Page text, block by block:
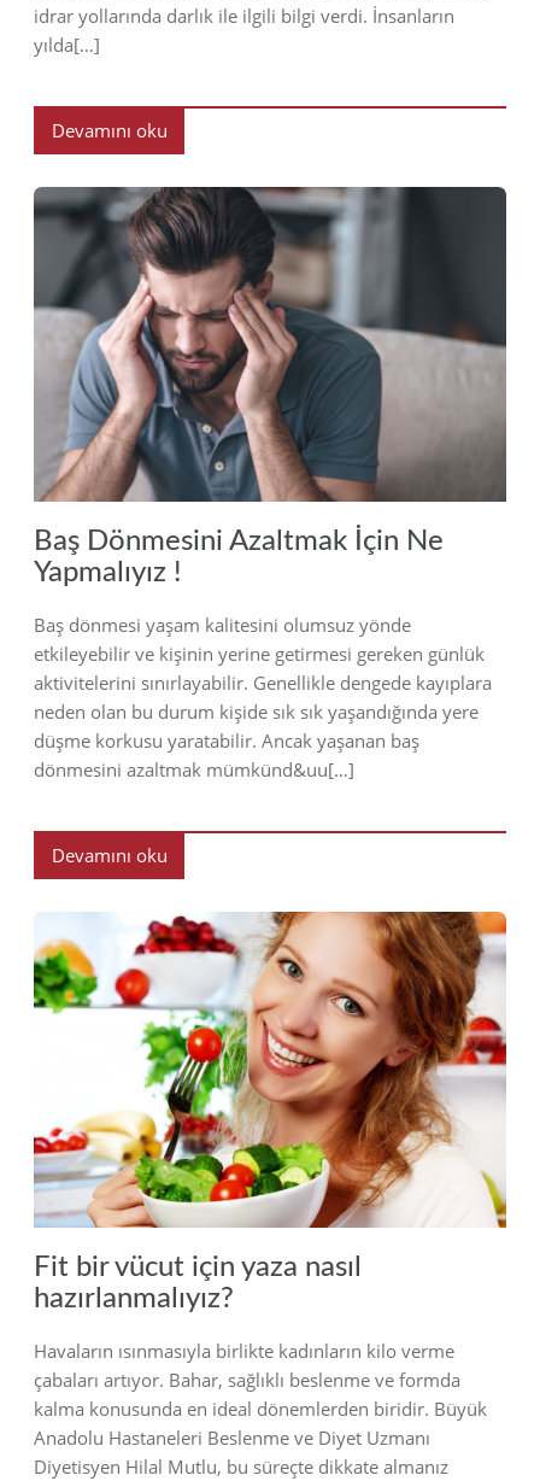
idrar yollarında darlık ile ilgili bilgi verdi. İnsanların
yılda[…]
Devamını oku
2019
Baş Dönmesini Azaltmak İçin Ne
Yapmalıyız !
Baş dönmesi yaşam kalitesini olumsuz yönde
etkileyebilir ve kişinin yerine getirmesi gereken günlük
aktivitelerini sınırlayabilir. Genellikle dengede kayıplara
neden olan bu durum kişide sık sık yaşandığında yere
düşme korkusu yaratabilir. Ancak yaşanan baş
dönmesini azaltmak mümkünd&uu[…]
Devamını oku
2019
Fit bir vücut için yaza nasıl
hazırlanmalıyız?
Havaların ısınmasıyla birlikte kadınların kilo verme
çabaları artıyor. Bahar, sağlıklı beslenme ve formda
kalma konusunda en ideal dönemlerden biridir. Büyük
Anadolu Hastaneleri Beslenme ve Diyet Uzmanı
Diyetisyen Hilal Mutlu, bu süreçte dikkate almanız